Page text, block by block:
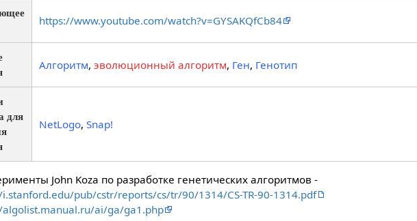
https://www.youtube.com/watch?v=GYSAKQfCb84
Алгоритм,эволюционный алгоритм, Ген, Генотип
для
NetLogo,Snap!
John Koza по разработке генетических алгоритмов -
pub/cstr/reports/cs/tr/90/1314/CS-TR-90-1314.pdf
ai/ga/ga1.php